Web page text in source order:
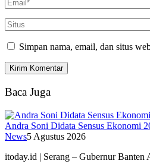
Simpan nama, email, dan situs
Baca Juga
Andra Soni Didata Sensus Ekonomi
News5 Agustus 2026
itoday.id | Serang – Gubernur